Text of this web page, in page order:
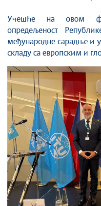
Учешће на овом
опредељеност
међународне сарадње и
складу са европским и